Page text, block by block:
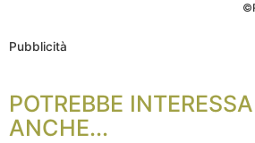
Pubblicità
POTREBBE
ANCHE...